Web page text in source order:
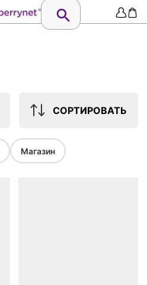
СОРТИРОВАТЬ
Магазин